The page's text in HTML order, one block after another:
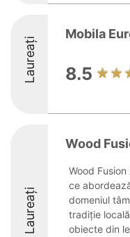
Laureați
Mobila
8.5
Laureați
Wood
Wood
ce
domeniul
tradiție
obiecte din